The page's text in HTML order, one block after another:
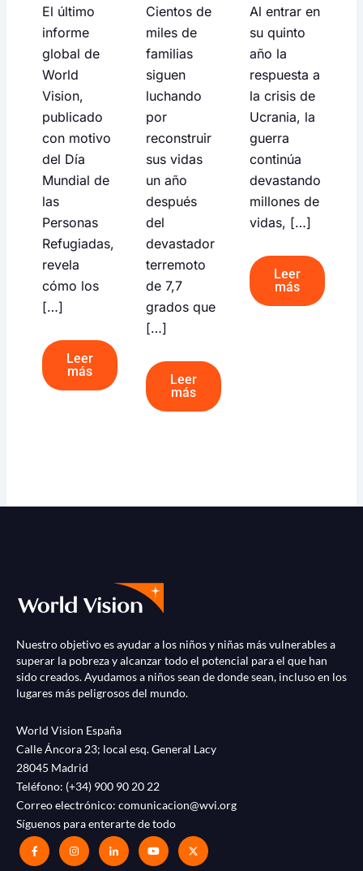
El último
informe
global de
World
Vision,
publicado
con motivo
del Día
Mundial de
las
Personas
Refugiadas,
revela
cómo los
[…]
Leer
más
Cientos de
miles de
familias
siguen
luchando
por
reconstruir
sus vidas
un año
después
del
devastador
terremoto
de 7,7
grados que
[…]
Leer
más
Al entrar en
su quinto
año la
respuesta a
la crisis de
Ucrania, la
guerra
continúa
devastando
millones de
vidas, […]
Leer
más
Nuestro objetivo es ayudar a los niños y niñas más vulnerables a
superar la pobreza y alcanzar todo el potencial para el que han
sido creados. Ayudamos a niños sean de donde sean, incluso en los
lugares más peligrosos del mundo.
World Vision España
Calle Áncora 23; local esq. General Lacy
28045 Madrid
Teléfono: (+34) 900 90 20 22
Correo electrónico: comunicacion@wvi.org
Síguenos para enterarte de todo